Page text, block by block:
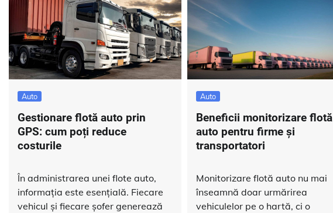
Auto
Gestionare flotă auto prin
GPS: cum poți reduce
costurile
În administrarea unei flote auto,
informația este esențială. Fiecare
vehicul și fiecare șofer generează
Auto
Beneficii monitorizare flotă
auto pentru firme și
transportatori
Monitorizare flotă auto nu mai
înseamnă doar urmărirea
vehiculelor pe o hartă, ci o